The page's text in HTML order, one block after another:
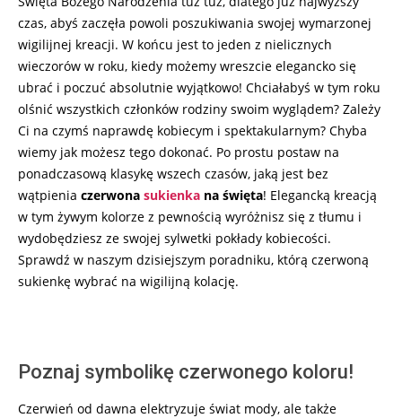
czas, abyś zaczęła powoli poszukiwania swojej wymarzonej
wigilijnej kreacji. W końcu jest to jeden z nielicznych
wieczorów w roku, kiedy możemy wreszcie elegancko się
ubrać i poczuć absolutnie wyjątkowo! Chciałabyś w tym roku
olśnić wszystkich członków rodziny swoim wyglądem? Zależy
Ci na czymś naprawdę kobiecym i spektakularnym? Chyba
wiemy jak możesz tego dokonać. Po prostu postaw na
ponadczasową klasykę wszech czasów, jaką jest bez
wątpienia czerwona sukienka na święta! Elegancką kreacją
w tym żywym kolorze z pewnością wyróżnisz się z tłumu i
wydobędziesz ze swojej sylwetki pokłady kobiecości.
Sprawdź w naszym dzisiejszym poradniku, którą czerwoną
sukienkę wybrać na wigilijną kolację.
Poznaj symbolikę czerwonego koloru!
Czerwień od dawna elektryzuje świat mody, ale także